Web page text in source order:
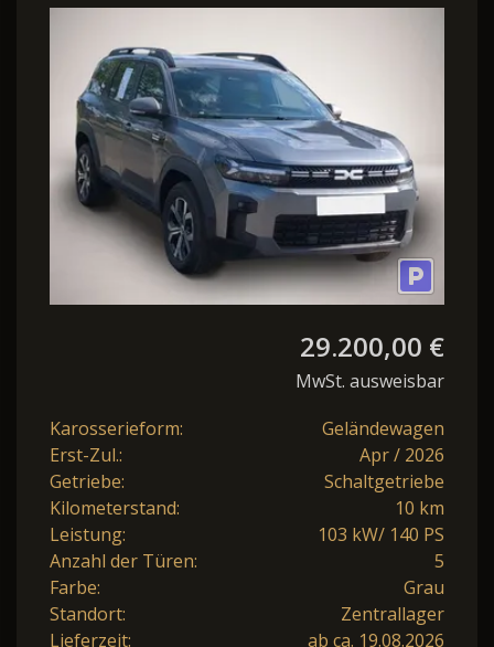
Expression SHZ LKHZ
Navi
29.200,00 €
MwSt. ausweisbar
Karosserieform:
Geländewagen
Erst-Zul.:
Apr / 2026
Getriebe:
Schaltgetriebe
Kilometerstand:
10 km
Leistung:
103 kW/ 140 PS
Anzahl der Türen:
5
Farbe:
Grau
Standort:
Zentrallager
Lieferzeit:
ab ca. 19.08.2026